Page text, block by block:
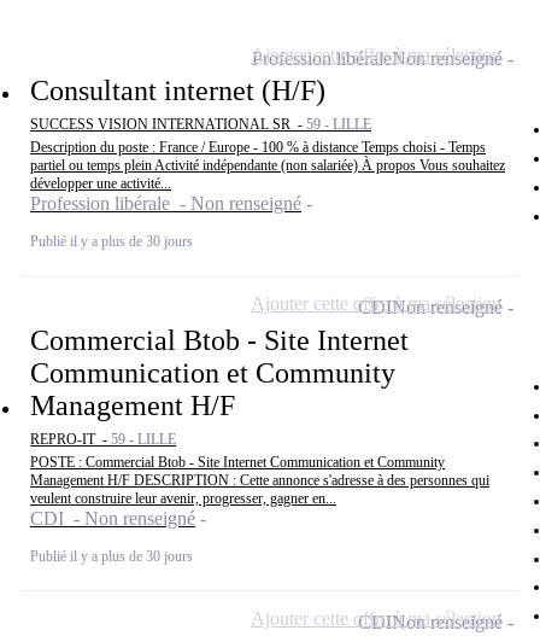
Consultant internet (H/F)
SUCCESS VISION INTERNATIONAL SR - 59 - LILLE
Description du poste : France / Europe - 100 % à distance Temps choisi - Temps
partiel ou temps plein Activité indépendante (non salariée) À propos Vous souhaitez
développer une activité...
Profession libérale - Non renseigné
Publié il y a plus de 30 jours
Profession libéraleNon renseigné
Ajouter cette offre à ma sélection
Commercial Btob - Site Internet
Communication et Community
Management H/F
REPRO-IT - 59 - LILLE
POSTE : Commercial Btob - Site Internet Communication et Community
Management H/F DESCRIPTION : Cette annonce s'adresse à des personnes qui
veulent construire leur avenir, progresser, gagner en...
CDI - Non renseigné
Publié il y a plus de 30 jours
CDINon renseigné
Ajouter cette offre à ma sélection
CDINon renseigné
Ajouter cette offre à ma sélection